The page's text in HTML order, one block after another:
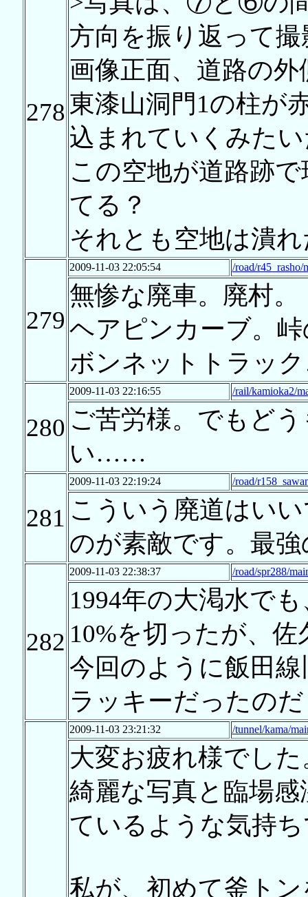
278
方向を振り返って撮
画像正面、道路の
東漆山洞門1の柱が
込まれていくみた
この空地が道路跡
てる？
それとも空地は潰
279
2009-11-03 22:05:54 /road/r45_rasho/
無惨な廃車。廃村。
ヘアピンカーブ。
ボンネットトラッ
280
2009-11-03 22:16:55 /rail/kamioka2/
ご苦労様。でもど
い……
281
2009-11-03 22:19:24 /road/
こういう廃道はい
のが素敵です。最
282
2009-11-03 22:38:37 /road/spr288/
1994年の大渇水で
10%を切ったが、
今回のように飯田
ラッキーだったの
2009-11-03 23:21:32 /tunnel/kama/
大変お疲れ様でした
綺麗な写真と臨場
ているような気持
私が、初めて釜ト